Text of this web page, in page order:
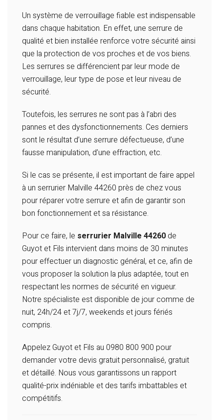
Un système de verrouillage fiable est indispensable
dans chaque habitation. En effet, une serrure de
qualité et bien installée renforce votre sécurité ainsi
que la protection de vos proches et de vos biens.
Les serrures se différencient par leur mode de
verrouillage, leur type de pose et leur niveau de
sécurité.
Toutefois, les serrures ne sont pas à l’abri des
pannes et des dysfonctionnements. Ces derniers
sont le résultat d’une serrure défectueuse, d’une
fausse manipulation, d’une effraction, etc.
Si le cas se présente, il est important de faire appel
à un serrurier Malville 44260 près de chez vous
pour réparer votre serrure et afin de garantir son
bon fonctionnement et sa résistance.
Pour ce faire, le serrurier Malville 44260de
Guyot et Fils intervient dans moins de 30 minutes
pour effectuer un diagnostic général, et ce, afin de
vous proposer la solution la plus adaptée, tout en
respectant les normes de sécurité en vigueur.
Notre spécialiste est disponible de jour comme de
nuit, 24h/24 et 7j/7, weekends et jours fériés
compris.
Appelez Guyot et Fils au 0980 800 900 pour
demander votre devis gratuit personnalisé, gratuit
et détaillé. Nous vous garantissons un rapport
qualité-prix indéniable et des tarifs imbattables et
compétitifs.